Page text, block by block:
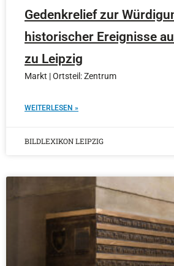
Gedenkrelief zur
historischer Ereignisse
zu Leipzig
Markt | Ortsteil: Zentrum
WEITERLESEN »
BILDLEXIKON LEIPZIG